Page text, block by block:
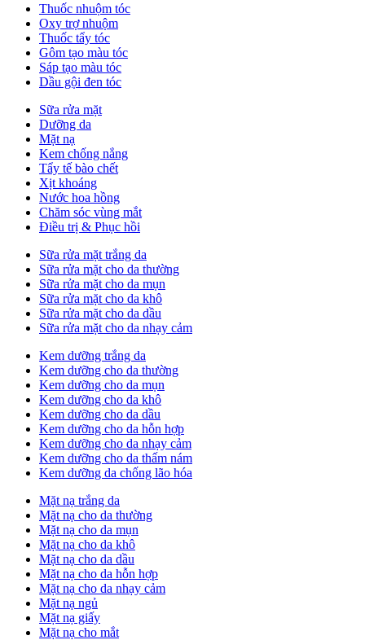
Thuốc nhuộm tóc
Oxy trợ nhuộm
Thuốc tẩy tóc
Gôm tạo màu tóc
Sáp tạo màu tóc
Dầu gội đen tóc
Sữa rửa mặt
Dưỡng da
Mặt nạ
Kem chống nắng
Tẩy tế bào chết
Xịt khoáng
Nước hoa hồng
Chăm sóc vùng mắt
Điều trị & Phục hồi
Sữa rửa mặt trắng da
Sữa rửa mặt cho da thường
Sữa rửa mặt cho da mụn
Sữa rửa mặt cho da khô
Sữa rửa mặt cho da dầu
Sữa rửa mặt cho da nhạy cảm
Kem dưỡng trắng da
Kem dưỡng cho da thường
Kem dưỡng cho da mụn
Kem dưỡng cho da khô
Kem dưỡng cho da dầu
Kem dưỡng cho da hỗn hợp
Kem dưỡng cho da nhạy cảm
Kem dưỡng cho da thấm nám
Kem dưỡng da chống lão hóa
Mặt nạ trắng da
Mặt nạ cho da thường
Mặt nạ cho da mụn
Mặt nạ cho da khô
Mặt nạ cho da dầu
Mặt nạ cho da hỗn hợp
Mặt nạ cho da nhạy cảm
Mặt nạ ngủ
Mặt nạ giấy
Mặt nạ cho mắt